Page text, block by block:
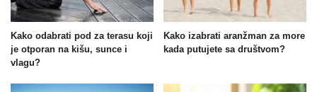
Kako odabrati pod za terasu koji
je otporan na kišu, sunce i
vlagu?
Kako izabrati aranžman za more
kada putujete sa društvom?